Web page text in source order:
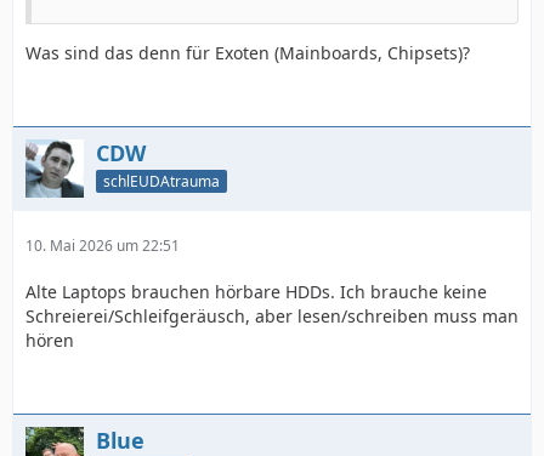
Was sind das denn für Exoten (Mainboards, Chipsets)?
CDW
schlEUDAtrauma
10. Mai 2026 um 22:51
Alte Laptops brauchen hörbare HDDs. Ich brauche keine
Schreierei/Schleifgeräusch, aber lesen/schreiben muss man
hören
Blue